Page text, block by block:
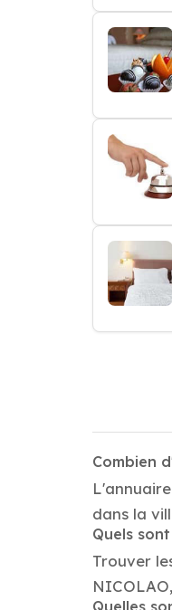
Combien
dans la
Quels
Trouver
Quelles